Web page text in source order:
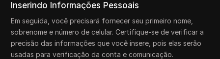
Inserindo Informações Pessoais
Em seguida, você precisará fornecer seu primeiro nome,
sobrenome e número de celular. Certifique-se de verificar a
precisão das informações que você insere, pois elas serão
usadas para verificação da conta e comunicação.